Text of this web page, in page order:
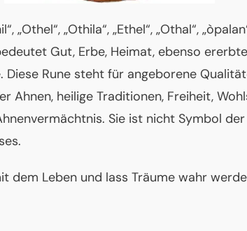
„Othel“, „Othila“, „Ethel“, „Othal“,
Gut, Erbe, Heimat, ebenso
Diese Rune steht für angeborene
Ahnen, heilige Traditionen, Freiheit,
Sie ist nicht Symbol
dem Leben und lass Träume wahr